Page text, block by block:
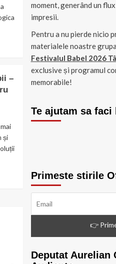
–
și
moment, generând un
impresii.
Pentru a nu pierde nicio
materialele noastre
Festivalul Babel 2026
exclusive și programul
memorabile!
Te ajutam sa faci
Primeste stirile
Deputat Aurelian